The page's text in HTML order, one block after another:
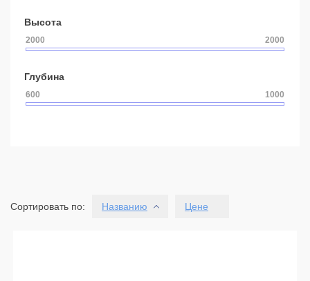
Высота
Глубина
Сортировать по: Названию Цене